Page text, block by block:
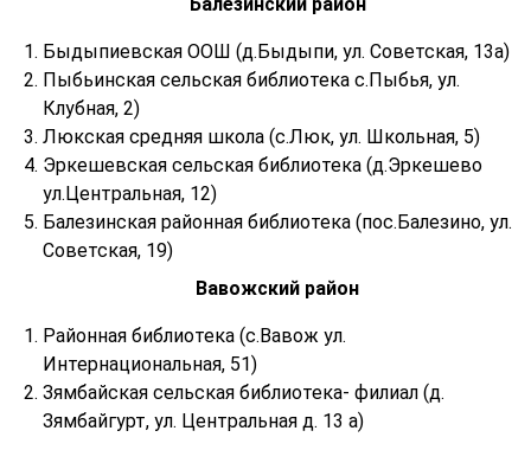
Быдыпиевская ООШ (д.Быдыпи, ул. Советская, 13а)
Пыбьинская сельская библиотека c.Пыбья, ул.
Клубная, 2)
Люкская средняя школа (с.Люк, ул. Школьная, 5)
Эркешевская сельская библиотека (д.Эркешево
ул.Центральная, 12)
Балезинская районная библиотека (пос.Балезино, ул.
Советская, 19)
Вавожский район
Районная библиотека (с.Вавож ул.
Интернациональная, 51)
Зямбайская сельская библиотека- филиал (д.
Зямбайгурт, ул. Центральная д. 13 а)